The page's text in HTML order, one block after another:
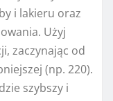
i lakieru oraz
Użyj
zaczynając od
(np. 220).
szybszy i